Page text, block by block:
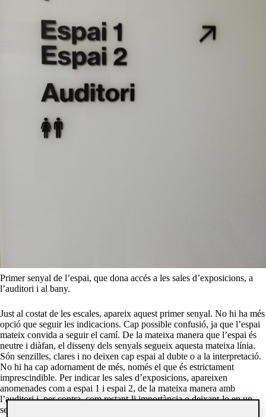
Primer senyal de l’espai, que dona accés a les sales d’exposicions, a
l’auditori i al bany.
Just al costat de les escales, apareix aquest primer senyal. No hi ha més
opció que seguir les indicacions. Cap possible confusió, ja que l’espai
mateix convida a seguir el camí. De la mateixa manera que l’espai és
neutre i diàfan, el disseny dels senyals segueix aquesta mateixa línia.
Són senzilles, clares i no deixen cap espai al dubte o a la interpretació.
No hi ha cap adornament de més, només el que és estrictament
imprescindible. Per indicar les sales d’exposicions, apareixen
anomenades com a espai 1 i espai 2, de la mateixa manera amb
l’auditori i, per contra, com restant-li importància o deixant-lo en un
segon pla, apareix una petita icona indicant el lavabo. Em sembla